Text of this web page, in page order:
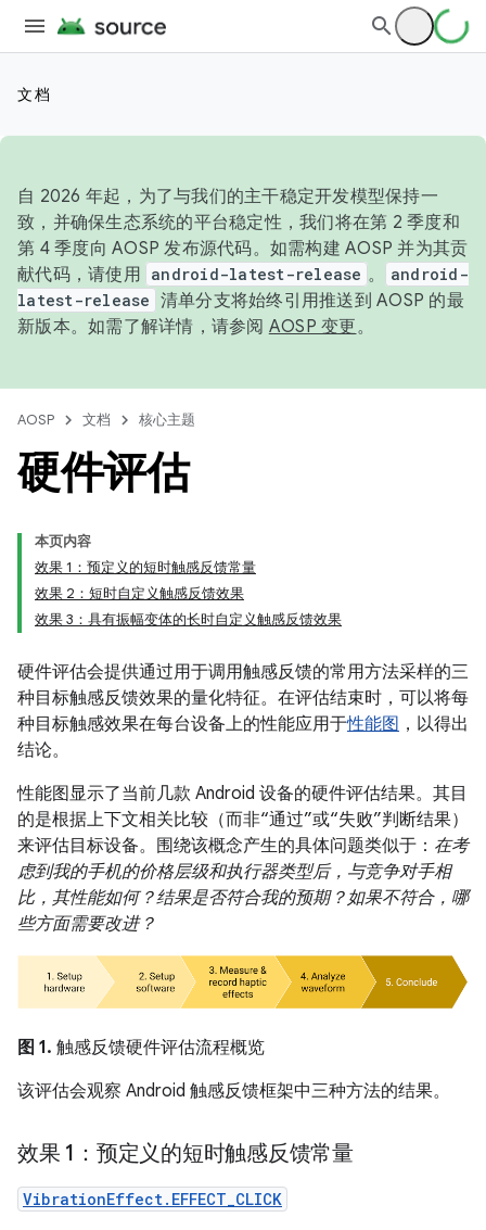
文档
自 2026 年起，为了与我们的主干稳定开发模型保持一
致，并确保生态系统的平台稳定性，我们将在第 2 季度和
第 4 季度向 AOSP 发布源代码。如需构建 AOSP 并为其贡
献代码，请使用 android-latest-release 。
android-
latest-release 清单分支将始终引用推送到 AOSP 的最
新版本。如需了解详情，请参阅 AOSP 变更。
AOSP 文档 核心主题
硬件评估
本页内容
效果 1：预定义的短时触感反馈常量
效果 2：短时自定义触感反馈效果
效果 3：具有振幅变体的长时自定义触感反馈效果
硬件评估会提供通过用于调用触感反馈的常用方法采样的三
种目标触感反馈效果的量化特征。在评估结束时，可以将每
种目标触感效果在每台设备上的性能应用于性能图 ，以得出
结论。
性能图显示了当前几款 Android 设备的硬件评估结果。其目
的是根据上下文相关比较（而非“通过”或“失败”判断结果）
来评估目标设备。围绕该概念产生的具体问题类似于： 在考
虑到我的手机的价格层级和执行器类型后，与竞争对手相
比，其性能如何？结果是否符合我的预期？如果不符合，哪
些方面需要改进？
图 1. 触感反馈硬件评估流程概览
该评估会观察 Android 触感反馈框架中三种方法的结果。
效果 1：预定义的短时触感反馈常量
VibrationEffect.EFFECT_CLICK